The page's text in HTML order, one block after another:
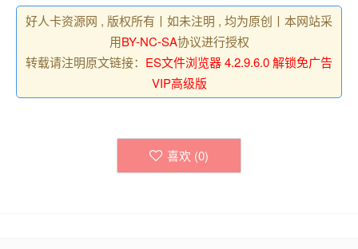
好人卡资源网 , 版权所有丨如未注明 , 均为原创丨本网站采
用BY-NC-SA协议进行授权
转载请注明原文链接： ES文件浏览器 4.2.9.6.0 解锁免广告
VIP高级版
喜欢 (0)